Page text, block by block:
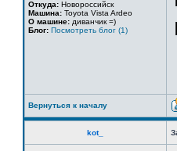
Откуда: Новороссийск
Машина: Toyota Vista Ardeo
О машине: диванчик =)
Блог: Посмотреть блог (1)
Вернуться к началу
kot_